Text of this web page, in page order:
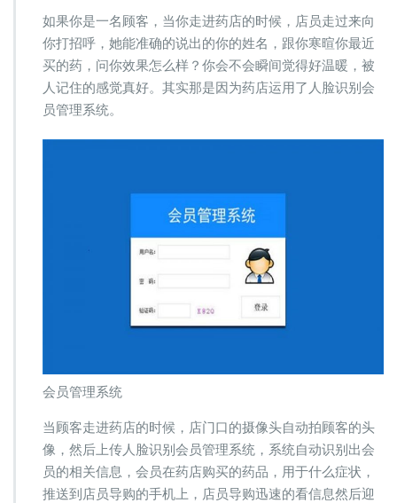
如果你是一名顾客，当你走进药店的时候，店员走过来向
你打招呼，她能准确的说出的你的姓名，跟你寒暄你最近
买的药，问你效果怎么样？你会不会瞬间觉得好温暖，被
人记住的感觉真好。其实那是因为药店运用了人脸识别会
员管理系统。
会员管理系统
当顾客走进药店的时候，店门口的摄像头自动拍顾客的头
像，然后上传人脸识别会员管理系统，系统自动识别出会
员的相关信息，会员在药店购买的药品，用于什么症状，
推送到店员导购的手机上，店员导购迅速的看信息然后迎